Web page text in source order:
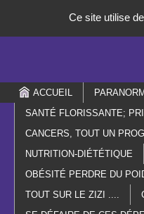
ACCUEIL
SANTÉ FLORISSANTE;
CANCERS, TOUT UN
NUTRITION-DIÉTÉTIQUE
OBÉSITÉ PERDRE DU
TOUT SUR LE ZIZI ....
Ce site utilise